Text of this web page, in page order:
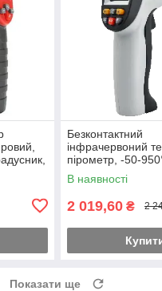
Безконтактний
інфрачервоний
пірометр, -50-
EMS=0,1-1
GT950
В наявності
2 019,60 ₴ 2
Показати ще